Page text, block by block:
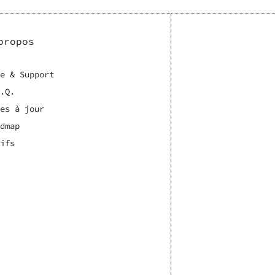
& Support
à jour